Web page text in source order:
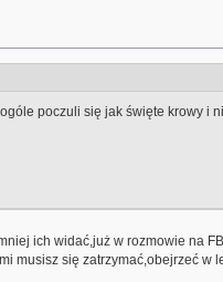
poczuli się jak święte krowy i
ich widać,już w rozmowie na
musisz się zatrzymać,obejrzeć w